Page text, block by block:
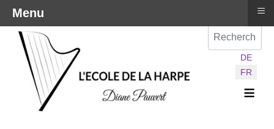
Sélectionnez
DE
FR
≡
Menu ≡